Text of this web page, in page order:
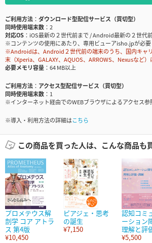
ご利用方法
ダウンロード型配信サービス（買切型）
同時使用端末数
2
対応OS
iOS最新の２世代前まで / Android最新の２世代
※コンテンツの使用にあたり、専用ビューアisho.jpが必要
※Androidは、Android２世代前の端末のうち、国内キャ
末（Xperia、GALAXY、AQUOS、ARROWS、Nexusなど
必要メモリ容量
64 MB以上
ご利用方法
アクセス型配信サービス（買切型）
同時使用端末数
1
※インターネット経由でのWEBブラウザによるアクセス参
※導入・利用方法の詳細はこちら
この商品を買った人は、こんな商品も
プロメテウス解
剖学 コア アトラ
ス 第4版
¥10,450
ピアジェ・思考
の誕生
¥7,150
認知コミ
ーション
理解と評
¥5,500